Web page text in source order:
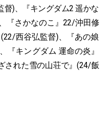
督)、『キングダム2 遥かな
『さかなのこ』22/沖田修
西谷弘監督)、『あの娘
『キングダム 運命の炎』
された雪の山荘で』(24/飯